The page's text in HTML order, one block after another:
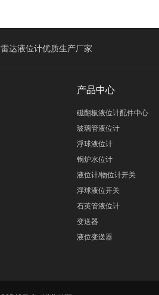
雷达液位计优质生产厂家
产品中心
磁翻板液位计配件中心
玻璃管液位计
浮球液位计
锅炉水位计
液位计/物位计开关
浮球液位开关
石英管液位计
变送器
液位变送器